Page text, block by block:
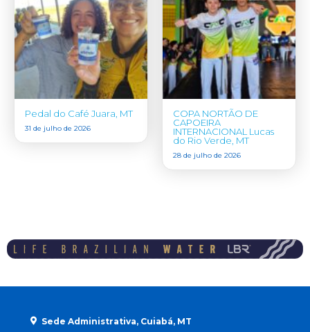
Pedal do Café Juara, MT
31 de julho de 2026
COPA NORTÃO DE
CAPOEIRA
INTERNACIONAL Lucas
do Rio Verde, MT
28 de julho de 2026
Sede Administrativa, Cuiabá, MT